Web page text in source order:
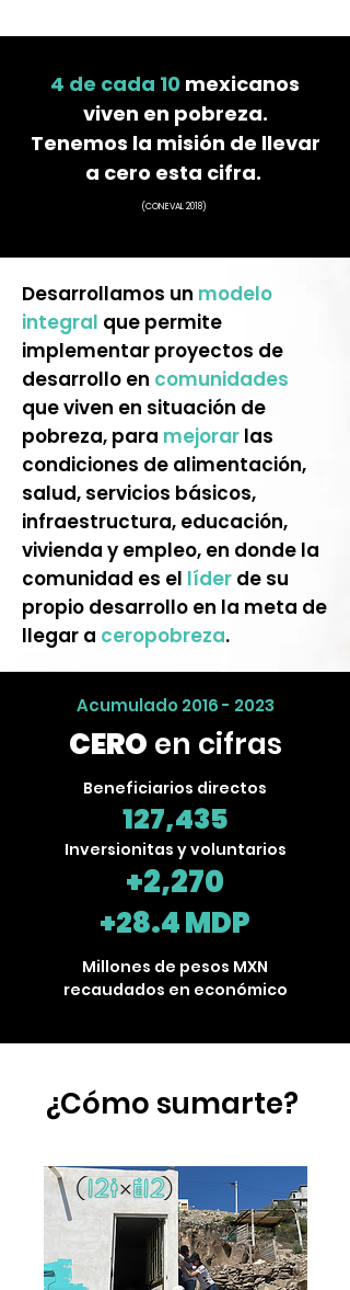
4 de cada 10 mexicanos
viven en pobreza.
Tenemos la misión de llevar
a cero esta cifra.
(CONEVAL 2018)
Desarrollamos un modelo
integral que permite
implementar proyectos de
desarrollo en comunidades
que viven en situación de
pobreza, para mejorar las
condiciones de alimentación,
salud, servicios básicos,
infraestructura, educación,
vivienda y empleo, en donde la
comunidad es el líder de su
propio desarrollo en la meta de
llegar a ceropobreza.
Acumulado 2016 - 2023
CERO en cifras
Beneficiarios directos
127,435
Inversionitas y voluntarios
+2,270
+28.4 MDP
Millones de pesos MXN
recaudados en económico
¿Cómo sumarte?